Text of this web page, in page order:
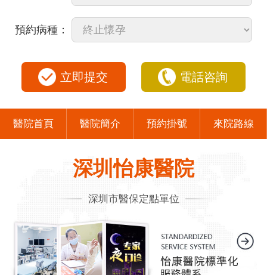
預約病種：
立即提交 電話咨詢
醫院首頁 醫院簡介 預約掛號 來院路線
深圳怡康醫院
深圳市醫保定點單位